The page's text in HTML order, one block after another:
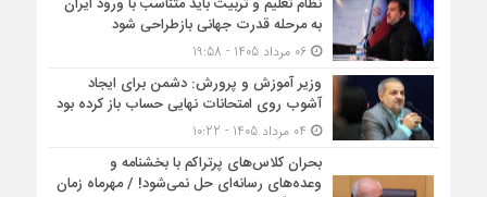
به مرحله قدرت جهانی بازطراحی شود
06 مرداد 1405 - 19:58
وزیر آموزش و پرورش: دشمن برای ایجاد
آشوب روی امتحانات نهایی حساب باز کرده بود
بحران کلاس‌های پرتراکم با بخشنامه و
وعده‌های رسانه‌ای حل نمی‌شود! / مهرماه زمان